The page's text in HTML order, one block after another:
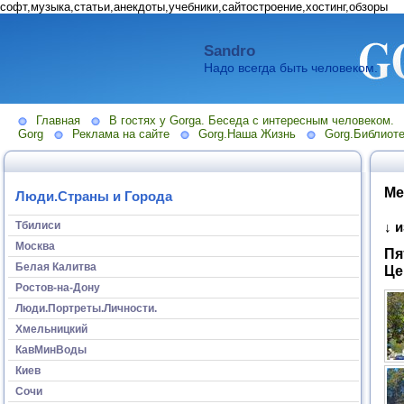
софт,музыка,статьи,анекдоты,учебники,сайтостроение,хостинг,обзоры
Sandro
Надо всегда быть человеком.
Главная
В гостях у Gorga. Беседа с интересным человеком.
Gorg
Реклама на сайте Gorg.Наша Жизнь
Люди.Страны и Города
Тбилиси
Москва
Белая Калитва
Ростов-на-Дону
Люди.Портреты.Личности.
Хмельницкий
КавМинВоды
Киев
Сочи
↓